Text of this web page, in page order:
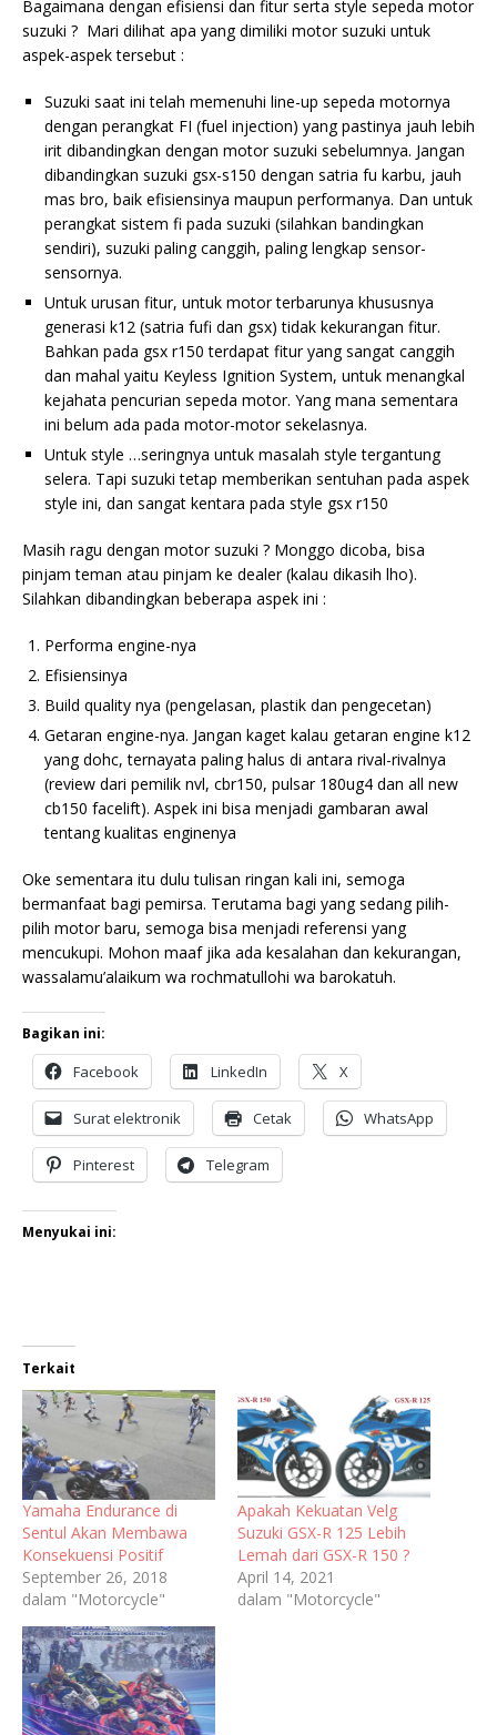
Bagaimana dengan efisiensi dan fitur serta style sepeda motor
suzuki ? Mari dilihat apa yang dimiliki motor suzuki untuk
aspek-aspek tersebut :
Suzuki saat ini telah memenuhi line-up sepeda motornya
dengan perangkat FI (fuel injection) yang pastinya jauh lebih
irit dibandingkan dengan motor suzuki sebelumnya. Jangan
dibandingkan suzuki gsx-s150 dengan satria fu karbu, jauh
mas bro, baik efisiensinya maupun performanya. Dan untuk
perangkat sistem fi pada suzuki (silahkan bandingkan
sendiri), suzuki paling canggih, paling lengkap sensor-
sensornya.
Untuk urusan fitur, untuk motor terbarunya khususnya
generasi k12 (satria fufi dan gsx) tidak kekurangan fitur.
Bahkan pada gsx r150 terdapat fitur yang sangat canggih
dan mahal yaitu Keyless Ignition System, untuk menangkal
kejahata pencurian sepeda motor. Yang mana sementara
ini belum ada pada motor-motor sekelasnya.
Untuk style …seringnya untuk masalah style tergantung
selera. Tapi suzuki tetap memberikan sentuhan pada aspek
style ini, dan sangat kentara pada style gsx r150
Masih ragu dengan motor suzuki ? Monggo dicoba, bisa
pinjam teman atau pinjam ke dealer (kalau dikasih lho).
Silahkan dibandingkan beberapa aspek ini :
Performa engine-nya
Efisiensinya
Build quality nya (pengelasan, plastik dan pengecetan)
Getaran engine-nya. Jangan kaget kalau getaran engine k12
yang dohc, ternayata paling halus di antara rival-rivalnya
(review dari pemilik nvl, cbr150, pulsar 180ug4 dan all new
cb150 facelift). Aspek ini bisa menjadi gambaran awal
tentang kualitas enginenya
Oke sementara itu dulu tulisan ringan kali ini, semoga
bermanfaat bagi pemirsa. Terutama bagi yang sedang pilih-
pilih motor baru, semoga bisa menjadi referensi yang
mencukupi. Mohon maaf jika ada kesalahan dan kekurangan,
wassalamu’alaikum wa rochmatullohi wa barokatuh.
Bagikan ini:
Facebook LinkedIn X
Surat elektronik Cetak WhatsApp
Pinterest Telegram
Menyukai ini:
Terkait
Yamaha Endurance di
Sentul Akan Membawa
Konsekuensi Positif
September 26, 2018
dalam "Motorcycle"
Apakah Kekuatan Velg
Suzuki GSX-R 125 Lebih
Lemah dari GSX-R 150 ?
April 14, 2021
dalam "Motorcycle"